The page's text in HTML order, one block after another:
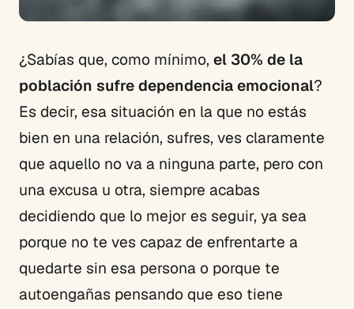
¿Sabías que, como mínimo, el 30% de la
población sufre dependencia emocional?
Es decir, esa situación en la que no estás
bien en una relación, sufres, ves claramente
que aquello no va a ninguna parte, pero con
una excusa u otra, siempre acabas
decidiendo que lo mejor es seguir, ya sea
porque no te ves capaz de enfrentarte a
quedarte sin esa persona o porque te
autoengañas pensando que eso tiene